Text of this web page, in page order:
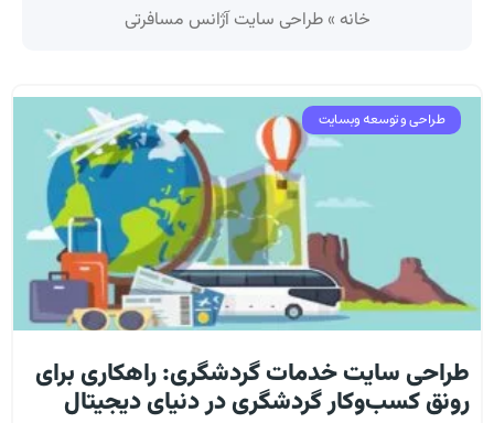
خانه »طراحی سایت آژانس مسافرتی
طراحی و توسعه وبسایت
طراحی سایت خدمات گردشگری: راهکاری برای
رونق کسب‌وکار گردشگری در دنیای دیجیتال